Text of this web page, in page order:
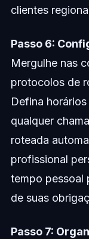
clientes
Passo 6:
Mergulhe nas
protocolos de
Defina
qualquer
roteada
profissional
tempo pessoal
de suas
Passo 7: